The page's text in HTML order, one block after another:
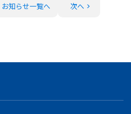
お知らせ一覧へ 次へ